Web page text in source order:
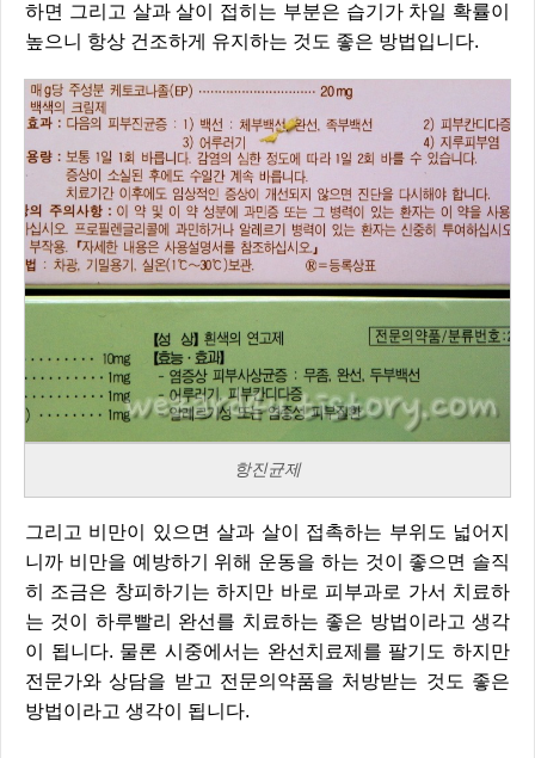
하면 그리고 살과 살이 접히는 부분은 습기가 차일 확률이
높으니 항상 건조하게 유지하는 것도 좋은 방법입니다.
항진균제
그리고 비만이 있으면 살과 살이 접촉하는 부위도 넓어지
니까 비만을 예방하기 위해 운동을 하는 것이 좋으면 솔직
히 조금은 창피하기는 하지만 바로 피부과로 가서 치료하
는 것이 하루빨리 완선를 치료하는 좋은 방법이라고 생각
이 됩니다. 물론 시중에서는 완선치료제를 팔기도 하지만
전문가와 상담을 받고 전문의약품을 처방받는 것도 좋은
방법이라고 생각이 됩니다.